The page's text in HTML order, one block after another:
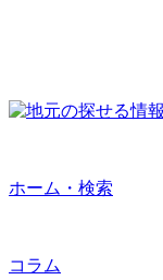
ホーム・検索
コラム